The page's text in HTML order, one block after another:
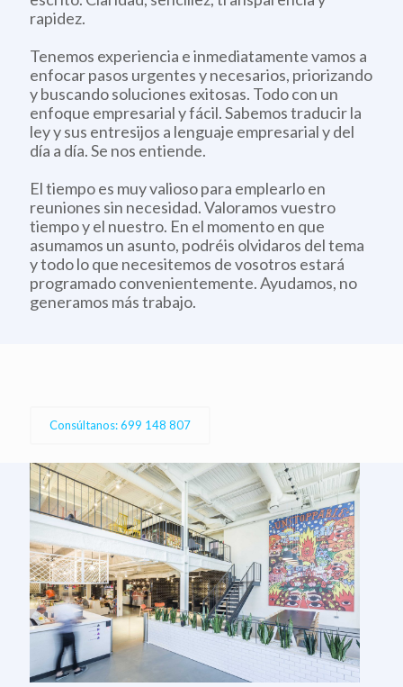
rapidez.
Tenemos experiencia e inmediatamente vamos a
enfocar pasos urgentes y necesarios, priorizando
y buscando soluciones exitosas. Todo con un
enfoque empresarial y fácil. Sabemos traducir la
ley y sus entresijos a lenguaje empresarial y del
día a día. Se nos entiende.
El tiempo es muy valioso para emplearlo en
reuniones sin necesidad. Valoramos vuestro
tiempo y el nuestro. En el momento en que
asumamos un asunto, podréis olvidaros del tema
y todo lo que necesitemos de vosotros estará
programado convenientemente. Ayudamos, no
generamos más trabajo.
Consúltanos: 699 148 807